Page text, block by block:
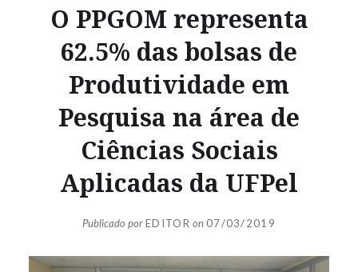
O PPGOM representa
62.5% das bolsas de
Produtividade em
Pesquisa na área de
Ciências Sociais
Aplicadas da UFPel
Publicado porEDITOR on07/03/2019